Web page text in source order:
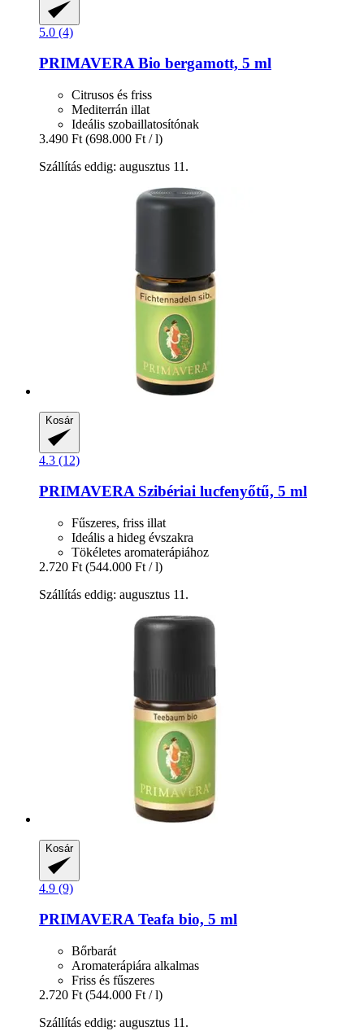
5.0 (4)
PRIMAVERABio bergamott, 5 ml
Citrusos és friss
Mediterrán illat
Ideális szobaillatosítónak
3.490 Ft (698.000 Ft / l)
Szállítás eddig: augusztus 11.
Kosár
4.3 (12)
PRIMAVERASzibériai lucfenyőtű, 5 ml
Fűszeres, friss illat
Ideális a hideg évszakra
Tökéletes aromaterápiához
2.720 Ft (544.000 Ft / l)
Szállítás eddig: augusztus 11.
Kosár
4.9 (9)
PRIMAVERATeafa bio, 5 ml
Bőrbarát
Aromaterápiára alkalmas
Friss és fűszeres
2.720 Ft (544.000 Ft / l)
Szállítás eddig: augusztus 11.